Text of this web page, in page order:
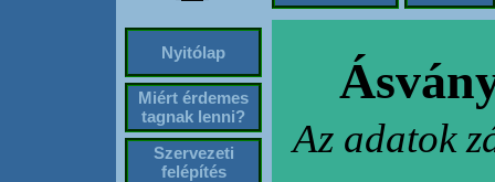
Nyitólap
Miért érdemes
tagnak lenni?
Szervezeti
felépítés
Az adatok